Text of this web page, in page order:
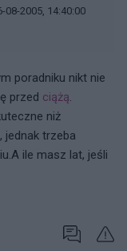
08-2005, 14:40:00
poradniku nikt nie
przed ciążą.
niż
jednak trzeba
ile masz lat, jeśli